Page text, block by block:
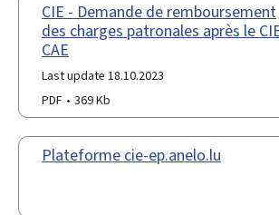
CIE - Demande de remboursement
des charges patronales après le
CAE
Last update 18.10.2023
PDF
369 Kb
Plateforme cie-ep.anelo.lu